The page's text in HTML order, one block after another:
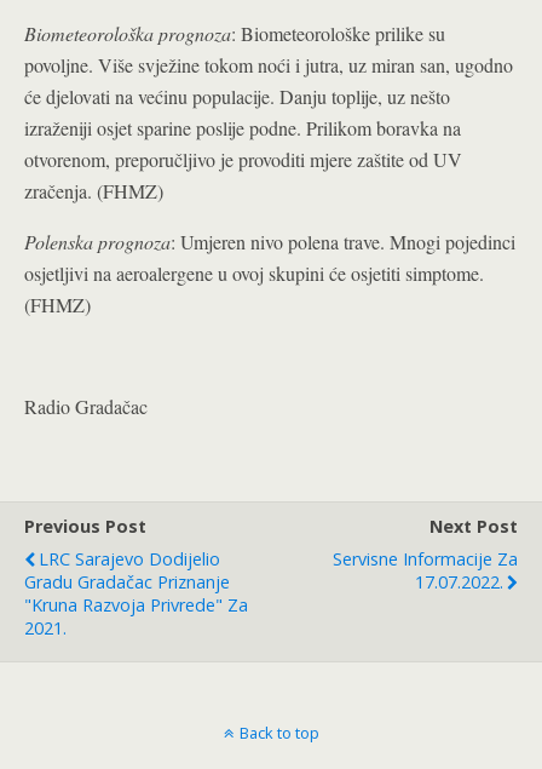
Biometeorološka prognoza: Biometeorološke prilike su
povoljne. Više svježine tokom noći i jutra, uz miran san, ugodno
će djelovati na većinu populacije. Danju toplije, uz nešto
izraženiji osjet sparine poslije podne. Prilikom boravka na
otvorenom, preporučljivo je provoditi mjere zaštite od UV
zračenja. (FHMZ)
Polenska prognoza: Umjeren nivo polena trave. Mnogi pojedinci
osjetljivi na aeroalergene u ovoj skupini će osjetiti simptome.
(FHMZ)
Radio Gradačac
Previous Post
LRC Sarajevo Dodijelio
Gradu Gradačac Priznanje
"Kruna Razvoja Privrede" Za
2021.
Next Post
Servisne Informacije Za
17.07.2022.
Back to top